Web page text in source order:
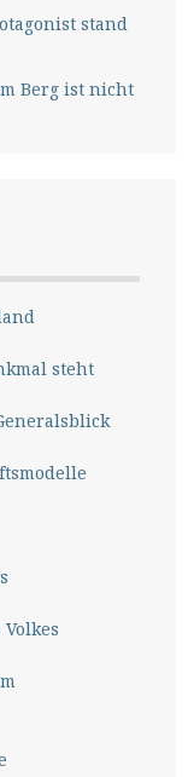
stand
Berg ist nicht
steht
Volkes